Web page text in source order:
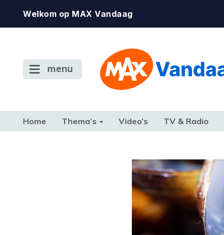
Welkom op MAX Vandaag
menu
Home Thema’s Video’s TV & Radio